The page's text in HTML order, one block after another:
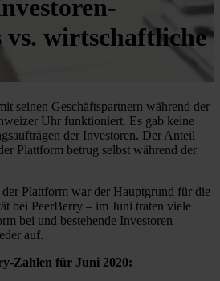
vs. wirtschaftliche
seinen Geschäftspartnern während der
Uhr funktioniert. Es gab keine
der Investoren. Der Anteil
Plattform betrug selbst während der
Plattform war der Hauptgrund für die
bei PeerBerry – im Juni traten viele
bei und bestehende Investoren
auf.
Zahlen für Juni 2020: